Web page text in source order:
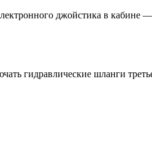
джойстика в кабине —
гидравлические шланги